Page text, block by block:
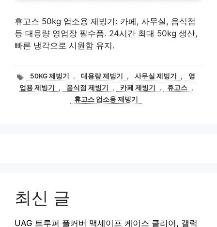
휴고스 50kg 업소용 제빙기: 카페, 사무실, 음식점
등 대용량 영업장 필수품. 24시간 최대 50kg 생산,
빠른 냉각으로 시원함 유지.
태
그
50KG 제빙기 , 대용량 제빙기 , 사무실 제빙기 ,
영
업용 제빙기
, 음식점 제빙기 , 카페 제빙기 , 휴고스 ,
휴고스 업소용 제빙기
최신 글
UAG 트루퍼 풀커버 맥세이프 케이스 클리어, 갤럭